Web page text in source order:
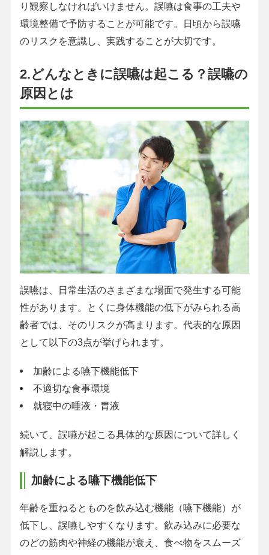
り観察しなければいけません。誤嚥は食事の工夫や
環境整備で予防することが可能です。日頃から誤嚥
のリスクを意識し、実践することが大切です。
2.どんなときに誤嚥は起こる？誤嚥の
原因とは
誤嚥は、日常生活のさまざまな場面で発生する可能
性があります。とくに身体機能の低下がみられる高
齢者では、そのリスクが高まります。代表的な原因
として以下の3点が挙げられます。
加齢による嚥下機能低下
不適切な食事環境
就寝中の唾液・胃液
続いて、誤嚥が起こる具体的な原因について詳しく
解説します。
加齢による嚥下機能低下
年齢を重ねるとものを飲み込む機能（嚥下機能）が
低下し、誤嚥しやすくなります。飲み込みに必要な
のどの筋肉や神経の機能が衰え、食べ物をスムーズ